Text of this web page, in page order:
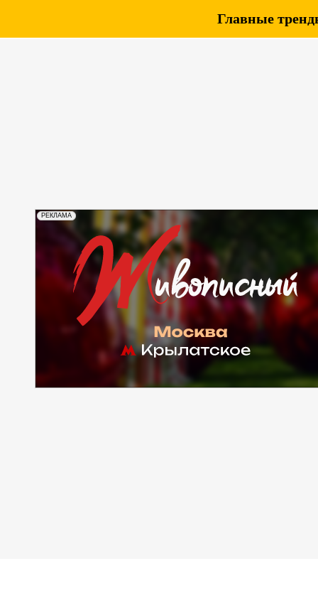
РЕКЛАМА
Главные